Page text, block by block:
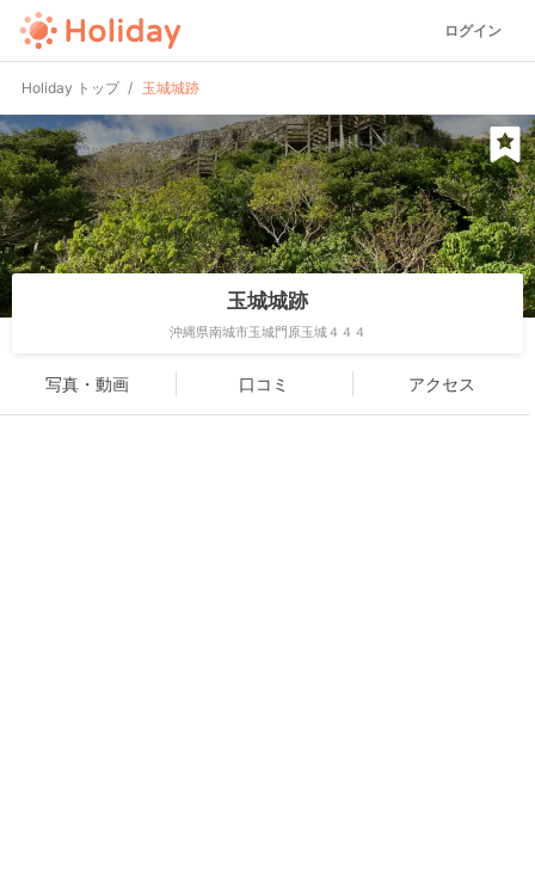
ログイン
Holiday トップ 玉城城跡
玉城城跡
沖縄県南城市玉城門原玉城４４４
写真・動画 口コミ アクセス